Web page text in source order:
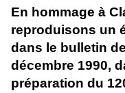
En hommage à
reproduisons un
dans le bulletin
décembre 1990,
préparation du